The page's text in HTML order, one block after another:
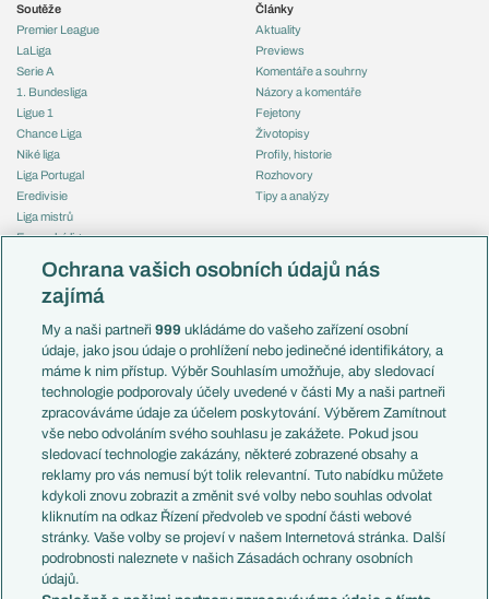
Soutěže
Premier League
LaLiga
Serie A
1. Bundesliga
Ligue 1
Chance Liga
Niké liga
Liga Portugal
Eredivisie
Liga mistrů
Evropská liga
Mistrovství světa
Liga národů
Témata
Představení týmů MS
EuroSkauting
PL v kostce
Evropské koeficienty
Přestupy
Přestupové spekulace
Zranění
Kluby
Arsenal FC
Chelsea FC
Články
Aktuality
Previews
Komentáře a souhrny
Názory a komentáře
Fejetony
Životopisy
Profily, historie
Rozhovory
Tipy a analýzy
Česko
Francie
Itálie
Německo
Španělsko
Argentina
Brazílie
Přestupy
Zápasy
Livescore
Tipovací soutěž
Ochrana vašich osobních údajů nás
zajímá
My a naši partneři999 ukládáme do vašeho zařízení osobní
údaje, jako jsou údaje o prohlížení nebo jedinečné identifikátory, a
máme k nim přístup. Výběr Souhlasím umožňuje, aby sledovací
technologie podporovaly účely uvedené v části My a naši partneři
zpracováváme údaje za účelem poskytování. Výběrem Zamítnout
vše nebo odvoláním svého souhlasu je zakážete. Pokud jsou
sledovací technologie zakázány, některé zobrazené obsahy a
reklamy pro vás nemusí být tolik relevantní. Tuto nabídku můžete
kdykoli znovu zobrazit a změnit své volby nebo souhlas odvolat
kliknutím na odkaz Řízení předvoleb ve spodní části webové
stránky. Vaše volby se projeví v našem Internetová stránka. Další
podrobnosti naleznete v našich Zásadách ochrany osobních
údajů.